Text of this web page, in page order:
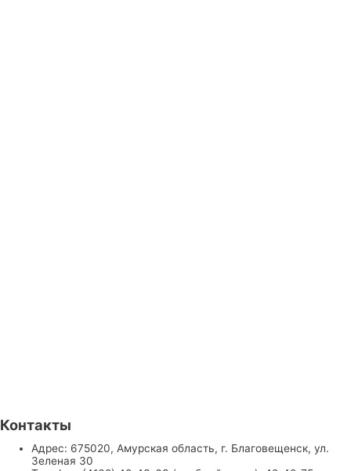
Контакты
Адрес: 675020, Амурская область, г. Благовещенск, ул.
Зеленая 30